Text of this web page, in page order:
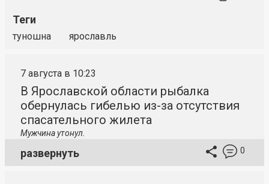
Теги
туношна ярославль
7 августа в 10:23
В Ярославской области рыбалка
обернулась гибелью из-за отсутствия
спасательного жилета
Мужчина утонул.
развернуть 0